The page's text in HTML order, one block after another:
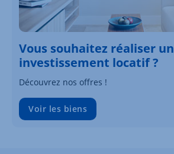
Vous souhaitez réaliser un
investissement locatif ?
Découvrez nos offres !
Voir les biens